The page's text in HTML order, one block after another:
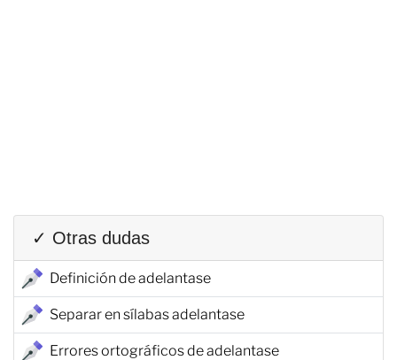
✓ Otras dudas
Definición de adelantase
Separar en sílabas adelantase
Errores ortográficos de adelantase